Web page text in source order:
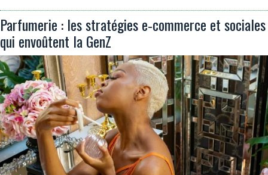
Parfumerie : les stratégies e‑commerce et sociales
qui envoûtent la GenZ